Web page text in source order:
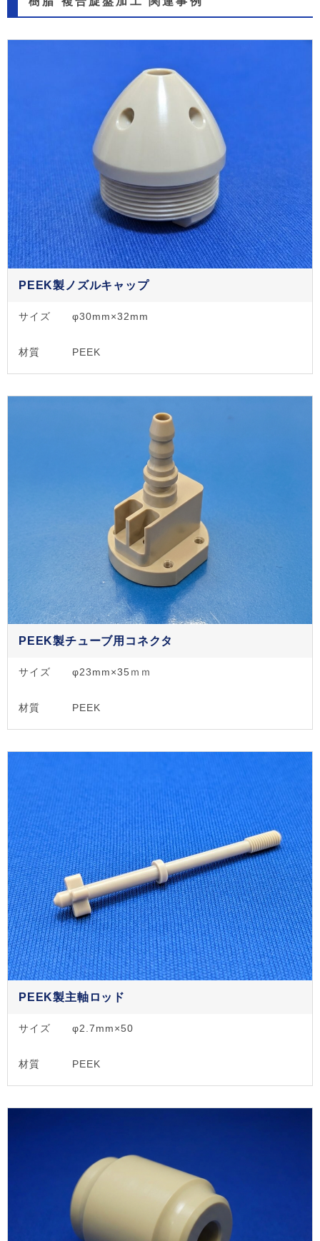
PEEK製ノズルキャップ
サイズ φ30mm×32mm
材質 PEEK
PEEK製チューブ用コネクタ
サイズ φ23mm×35ｍｍ
材質 PEEK
PEEK製主軸ロッド
サイズ φ2.7mm×50
材質 PEEK